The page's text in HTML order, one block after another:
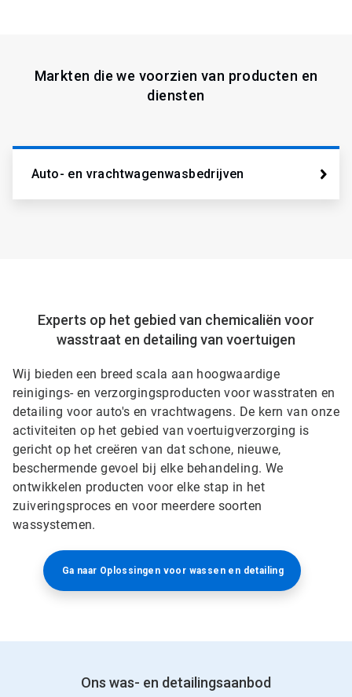
Markten die we voorzien van producten en
diensten
Auto- en vrachtwagenwasbedrijven
Experts op het gebied van chemicaliën voor
wasstraat en detailing van voertuigen
Wij bieden een breed scala aan hoogwaardige
reinigings- en verzorgingsproducten voor wasstraten en
detailing voor auto's en vrachtwagens. De kern van onze
activiteiten op het gebied van voertuigverzorging is
gericht op het creëren van dat schone, nieuwe,
beschermende gevoel bij elke behandeling. We
ontwikkelen producten voor elke stap in het
zuiveringsproces en voor meerdere soorten
wassystemen.
Ga naar Oplossingen voor wassen en detailing
Ons was- en detailingsaanbod